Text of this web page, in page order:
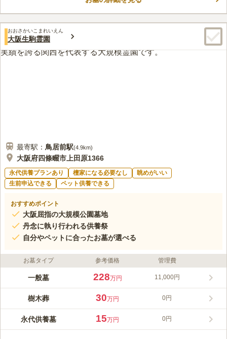
おおさかいこまれいえん
大阪生駒霊園
最寄駅： 鳥居前駅(4.9km)
大阪府四條畷市上田原1366
永代供養プランあり 檀家になる必要なし
眺めがいい
生前申込できる
ペット供養できる
おすすめポイント
大阪屈指の大規模公園墓地
丹念に執り行われる供養祭
自分やペットに合ったお墓が選べる
お墓タイプ 参考価格 管理費
一般墓 228万円 11,000円
樹木葬 30万円 0円
永代供養墓 15万円 0円